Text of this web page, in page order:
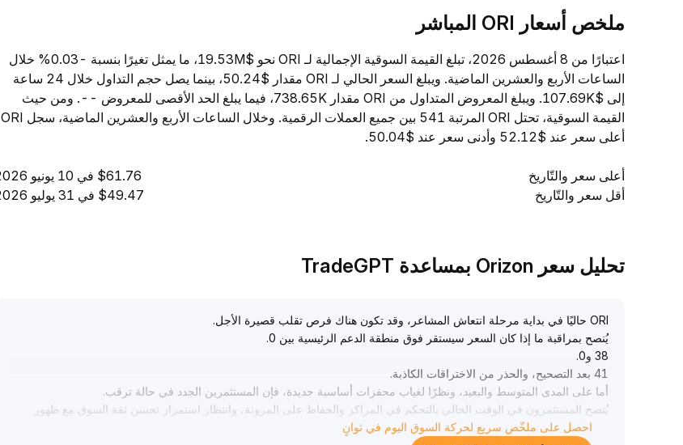
ملخص أسعار ORI المباشر
اعتبارًا من 8 أغسطس 2026، تبلغ القيمة السوقية الإجمالية لـ ORI نحو $19.53M، ما يمثل تغيرًا بنسبة -0.03% خلال
الساعات الأربع والعشرين الماضية. ويبلغ السعر الحالي لـ ORI مقدار $50.24، بينما يصل حجم التداول خلال 24 ساعة
إلى $107.69K. ويبلغ المعروض المتداول من ORI مقدار 738.65K، فيما يبلغ الحد الأقصى للمعروض --. ومن حيث
القيمة السوقية، تحتل ORI المرتبة 541 بين جميع العملات الرقمية. وخلال الساعات الأربع والعشرين الماضية، سجل ORI
أعلى سعر عند $52.12 وأدنى سعر عند $50.04.
أعلى سعر والتّاريخ
$61.76 في 10 يونيو 2026
أقل سعر والتّاريخ
$49.47 في 31 يوليو 2026
تحليل سعر Orizon بمساعدة TradeGPT
ORI حاليًا في بداية مرحلة انتعاش المشاعر، وقد تكون هناك فرص تقلب قصيرة الأجل
.
يُنصح بمراقبة ما إذا كان السعر سيستقر فوق منطقة الدعم الرئيسية بين 0
.
38 و0
.
41 بعد التصحيح، والحذر من الاختراقات الكاذبة
.
أما على المدى المتوسط والبعيد، ونظرًا لغياب محفزات أساسية جديدة، فإن المستثمرين الجدد في حالة ترقب.
يُنصح المستثمرون في الوقت الحالي بالتحكم في المراكز والحفاظ على المرونة، وانتظار استمرار تحسن ثقة السوق مع ظهور
أخبار إيجابية أساسية قبل زيادة المراكز.
احصل على ملخّص سريع لحركة السوق اليوم في ثوانٍ